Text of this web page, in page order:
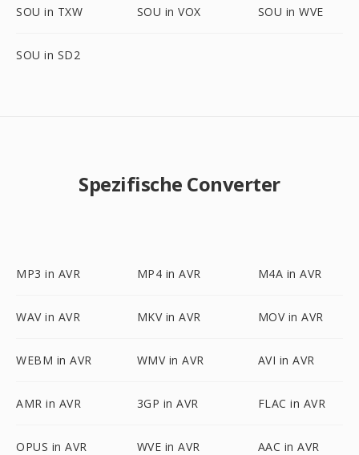
SOU in TXW SOU in VOX SOU in WVE
SOU in SD2
Spezifische Converter
MP3 in AVR MP4 in AVR M4A in AVR
WAV in AVR MKV in AVR MOV in AVR
WEBM in AVR WMV in AVR AVI in AVR
AMR in AVR 3GP in AVR FLAC in AVR
OPUS in AVR WVE in AVR AAC in AVR